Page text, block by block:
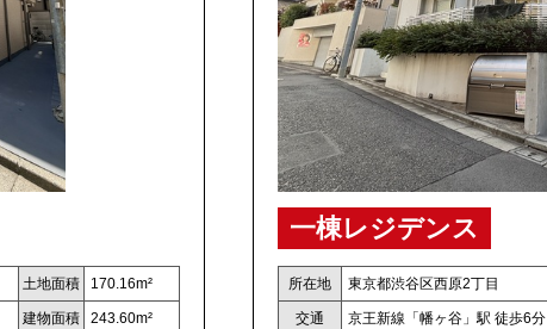
土地面積 170.16m²
建物面積 243.60m²
一棟レジデンス
所在地 東京都渋谷区西原2丁目
交通 京王新線「幡ヶ谷」駅 徒歩6分